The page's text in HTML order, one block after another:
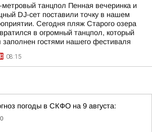
метровый танцпол Пенная вечеринка и
DJ-сет поставили точку в нашем
Сегодня пляж Старого озера
в огромный танцпол, который
заполнен гостями нашего фестиваля
08:15
погоды в СКФО на 9 августа: